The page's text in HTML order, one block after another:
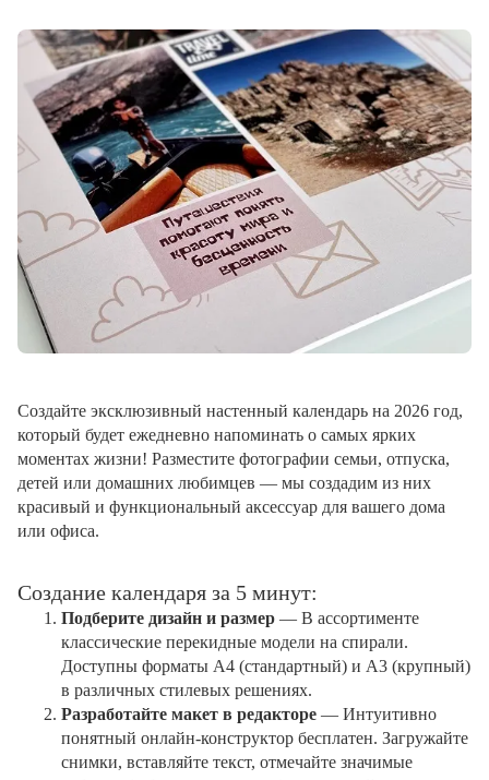
Создайте эксклюзивный настенный календарь на 2026 год,
который будет ежедневно напоминать о самых ярких
моментах жизни! Разместите фотографии семьи, отпуска,
детей или домашних любимцев — мы создадим из них
красивый и функциональный аксессуар для вашего дома
или офиса.
Создание календаря за 5 минут:
Подберите дизайн и размер — В ассортименте
классические перекидные модели на спирали.
Доступны форматы А4 (стандартный) и А3 (крупный)
в различных стилевых решениях.
Разработайте макет в редакторе — Интуитивно
понятный онлайн-конструктор бесплатен. Загружайте
снимки, вставляйте текст, отмечайте значимые